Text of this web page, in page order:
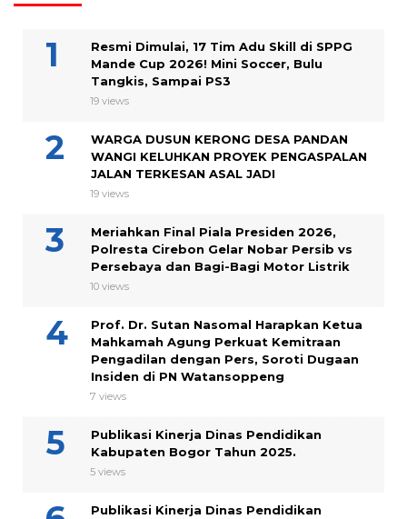
Resmi Dimulai, 17 Tim Adu Skill di SPPG
Mande Cup 2026! Mini Soccer, Bulu
Tangkis, Sampai PS3
19 views
WARGA DUSUN KERONG DESA PANDAN
WANGI KELUHKAN PROYEK PENGASPALAN
JALAN TERKESAN ASAL JADI
19 views
Meriahkan Final Piala Presiden 2026,
Polresta Cirebon Gelar Nobar Persib vs
Persebaya dan Bagi-Bagi Motor Listrik
10 views
Prof. Dr. Sutan Nasomal Harapkan Ketua
Mahkamah Agung Perkuat Kemitraan
Pengadilan dengan Pers, Soroti Dugaan
Insiden di PN Watansoppeng
7 views
Publikasi Kinerja Dinas Pendidikan
Kabupaten Bogor Tahun 2025.
5 views
Publikasi Kinerja Dinas Pendidikan